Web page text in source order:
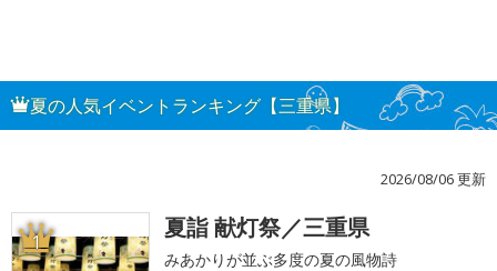
夏の人気イベントランキング【三重県】
2026/08/06 更新
1 夏詣 献灯祭／三重県
みあかりが並ぶ多度の夏の風物詩